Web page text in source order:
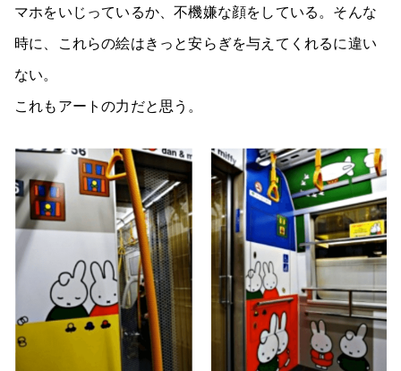
マホをいじっているか、不機嫌な顔をしている。そんな
時に、これらの絵はきっと安らぎを与えてくれるに違い
ない。
これもアートの力だと思う。